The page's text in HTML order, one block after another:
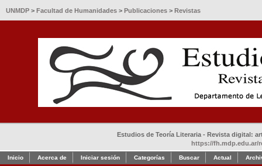
UNMDP > Facultad de Humanidades > Publicaciones > Revistas
Estudios de Teoría Literaria - Revista digital:
https://fh.mdp.edu.ar/
Inicio Acerca de Iniciar sesión Categorías Buscar Actual